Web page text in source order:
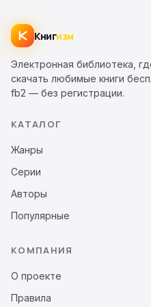
Книгизм
Электронная библиотека,
скачать любимые книги
fb2 — без регистрации.
КАТАЛОГ
Жанры
Серии
Авторы
Популярные
КОМПАНИЯ
О проекте
Правила